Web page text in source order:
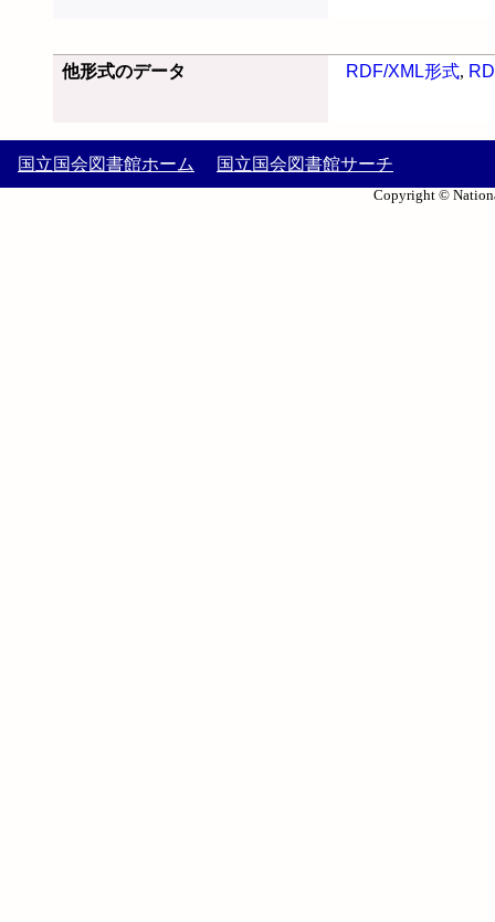
他形式のデータ RDF/XML形式,
国立国会図書館ホーム 国立国会図書館サーチ
Copyright ©